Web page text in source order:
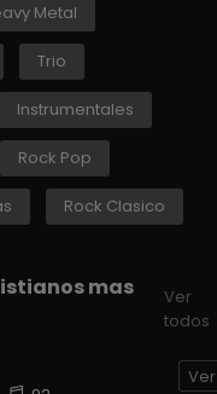
Metal
Trio
Instrumentales
Rock Pop
Rock Clasico
mas
Ver
todos
Ver